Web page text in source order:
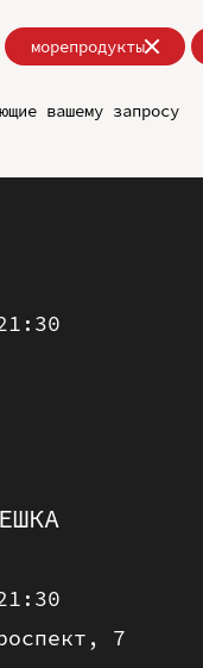
морепродукты
вашему запросу
7